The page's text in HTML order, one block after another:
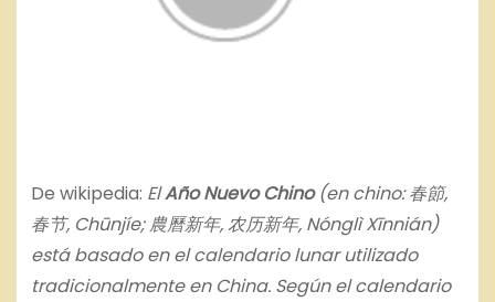
De wikipedia: ElAño Nuevo Chino(en chino: 春節,
春节, Chūnjíe; 農曆新年, 农历新年, Nónglì Xīnnián)
está basado en el calendario lunar utilizado
tradicionalmente en China. Según el calendario